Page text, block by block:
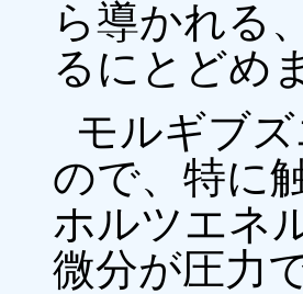
ら導かれる
るにとどめ
モルギブ
ので、特に
ホルツエネ
微分が圧力